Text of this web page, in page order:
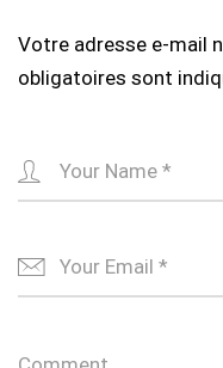
Votre adresse e-mail
obligatoires sont